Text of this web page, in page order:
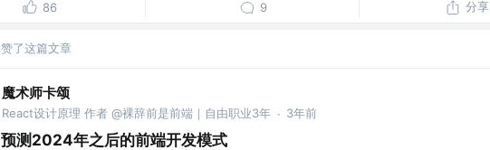
86 9 分享
赞了这篇文章
魔术师卡颂
React设计原理 作者 @裸辞前是前端｜自由职业3年 · 3年前
预测2024年之后的前端开发模式